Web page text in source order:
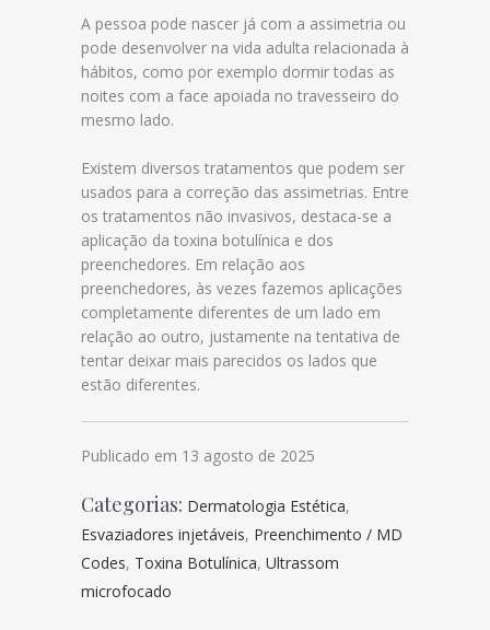
A pessoa pode nascer já com a assimetria ou
pode desenvolver na vida adulta relacionada à
hábitos, como por exemplo dormir todas as
noites com a face apoiada no travesseiro do
mesmo lado.
Existem diversos tratamentos que podem ser
usados para a correção das assimetrias. Entre
os tratamentos não invasivos, destaca-se a
aplicação da toxina botulínica e dos
preenchedores. Em relação aos
preenchedores, às vezes fazemos aplicações
completamente diferentes de um lado em
relação ao outro, justamente na tentativa de
tentar deixar mais parecidos os lados que
estão diferentes.
Publicado em 13 agosto de 2025
Categorias: Dermatologia Estética,
Esvaziadores injetáveis, Preenchimento / MD
Codes, Toxina Botulínica, Ultrassom
microfocado